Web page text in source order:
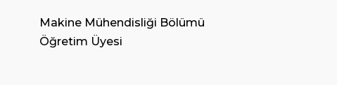
Makine Mühendisliği Bölümü
Öğretim Üyesi